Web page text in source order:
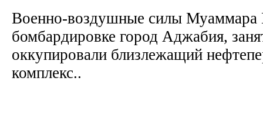
Военно-воздушные силы Муаммара
бомбардировке город Аджабия,
оккупировали близлежащий
комплекс..